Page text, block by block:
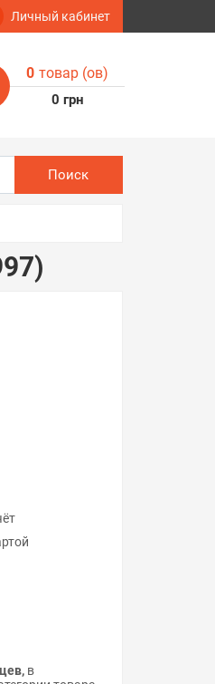
Личный кабинет
0 товар (ов)
0 грн
Поиск
в